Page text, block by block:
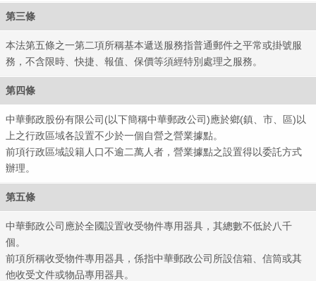
第三條
本法第五條之一第二項所稱基本遞送服務指普通郵件之平常或掛號服
務，不含限時、快捷、報值、保價等須經特別處理之服務。
第四條
中華郵政股份有限公司(以下簡稱中華郵政公司)應於鄉(鎮、市、區)以
上之行政區域各設置不少於一個自營之營業據點。
前項行政區域設籍人口不逾二萬人者，營業據點之設置得以委託方式
辦理。
第五條
中華郵政公司應於全國設置收受物件專用器具，其總數不低於八千
個。
前項所稱收受物件專用器具，係指中華郵政公司所設信箱、信筒或其
他收受文件或物品專用器具。